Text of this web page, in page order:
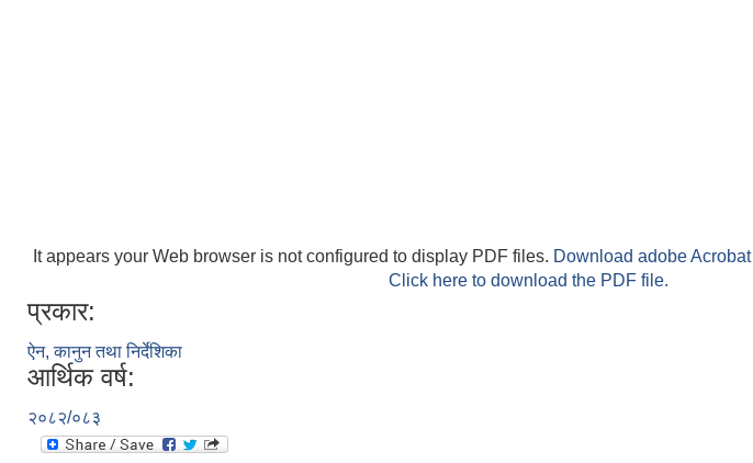
It appears your Web browser is not configured to display PDF files. Download adobe Acrobat
Click here to download the PDF file.
प्रकार:
ऐन, कानुन तथा निर्देशिका
आर्थिक वर्ष:
२०८२/०८३